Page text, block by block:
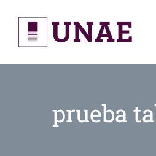
content
prueba